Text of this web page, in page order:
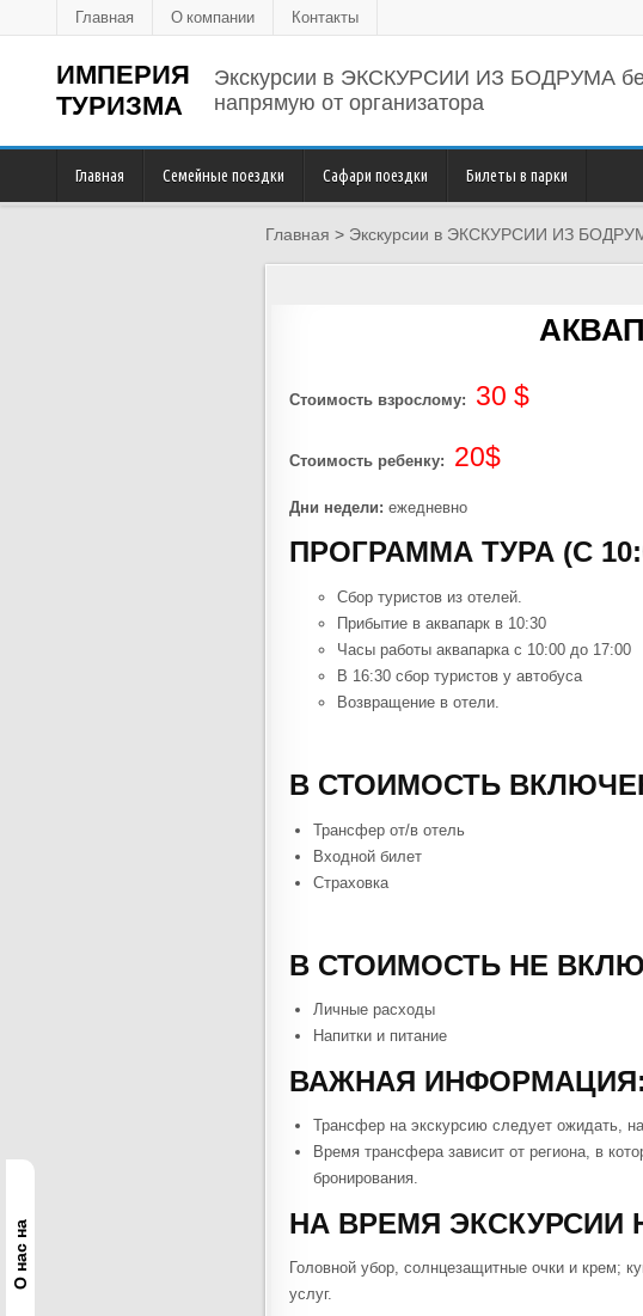
О нас на
Главная О компании Контакты
ИМПЕРИЯ
ТУРИЗМА
Экскурсии в ЭКСКУРСИИ ИЗ БОДРУМА
напрямую от организатора
Главная Семейные поездки Сафари поездки Билеты в парки
Главная > Экскурсии в ЭКСКУРСИИ ИЗ
Стоимость взрослому: 30 $
Стоимость ребенку: 20$
Дни недели: ежедневно
ПРОГРАММА ТУРА (С
Сбор туристов из отелей.
Прибытие в аквапарк в 10:30
Часы работы аквапарка с 10:00 до 17:00
В 16:30 сбор туристов у автобуса
Возвращение в отели.
В СТОИМОСТЬ
Трансфер от/в отель
Входной билет
Страховка
В СТОИМОСТЬ НЕ
Личные расходы
Напитки и питание
ВАЖНАЯ ИНФОРМАЦИЯ:
Трансфер на экскурсию следует ожидать,
​​Время трансфера зависит от региона, в
бронирования.
НА ВРЕМЯ ЭКСКУРСИИ
Головной убор, солнцезащитные очки и крем;
услуг.